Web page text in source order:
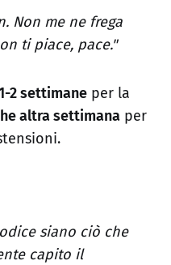
Non me ne frega
ti piace, pace."
2 settimane per la
altra settimana per
siano ciò che
capito il